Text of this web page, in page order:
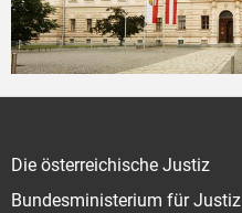
Die österreichische Justiz
Bundesministerium für Justiz